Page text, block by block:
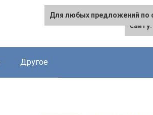
Другое
Для
Для любых предложений по